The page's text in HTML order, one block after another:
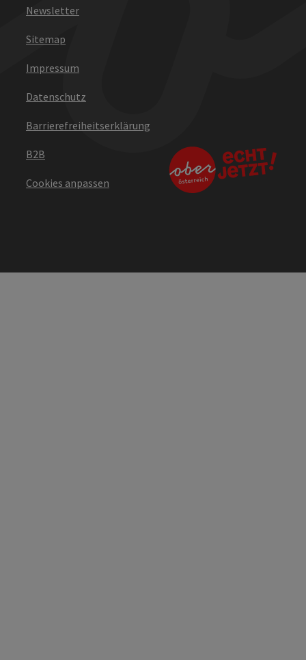
Newsletter
Sitemap
Impressum
Datenschutz
Barrierefreiheitserklärung
B2B
Cookies anpassen